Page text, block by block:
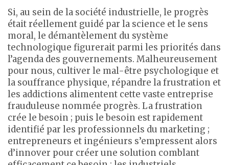
Si, au sein de la société industrielle, le progrès
était réellement guidé par la science et le sens
moral, le démantèlement du système
technologique figurerait parmi les priorités dans
l’agenda des gouvernements. Malheureusement
pour nous, cultiver le mal-être psychologique et
la souffrance physique, répandre la frustration et
les addictions alimentent cette vaste entreprise
frauduleuse nommée progrès. La frustration
crée le besoin ; puis le besoin est rapidement
identifié par les professionnels du marketing ;
entrepreneurs et ingénieurs s’empressent alors
d’innover pour créer une solution comblant